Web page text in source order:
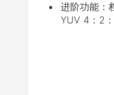
进阶功能：
YUV 4：2